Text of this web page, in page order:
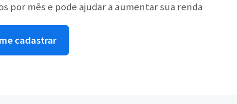
por mês e pode ajudar a aumentar sua renda
cadastrar